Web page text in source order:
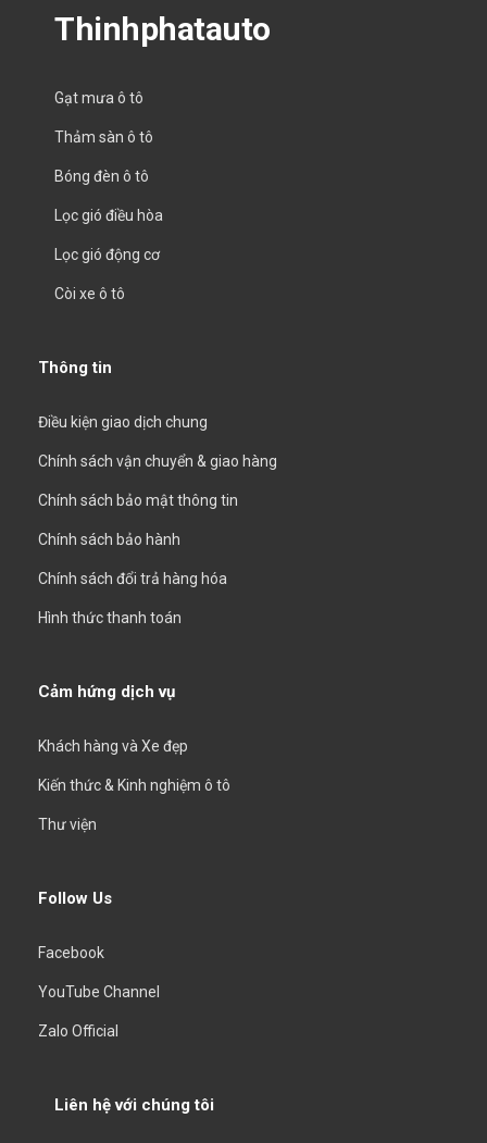
Thinhphatauto
Gạt mưa ô tô
Thảm sàn ô tô
Bóng đèn ô tô
Lọc gió điều hòa
Lọc gió động cơ
Còi xe ô tô
Thông tin
Điều kiện giao dịch chung
Chính sách vận chuyển & giao hàng
Chính sách bảo mật thông tin
Chính sách bảo hành
Chính sách đổi trả hàng hóa
Hình thức thanh toán
Cảm hứng dịch vụ
Khách hàng và Xe đẹp
Kiến thức & Kinh nghiệm ô tô
Thư viện
Follow Us
Facebook
YouTube Channel
Zalo Official
Liên hệ với chúng tôi